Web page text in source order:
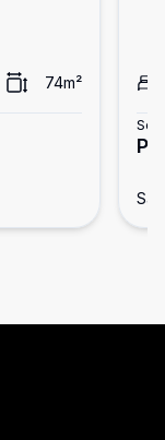
74m²